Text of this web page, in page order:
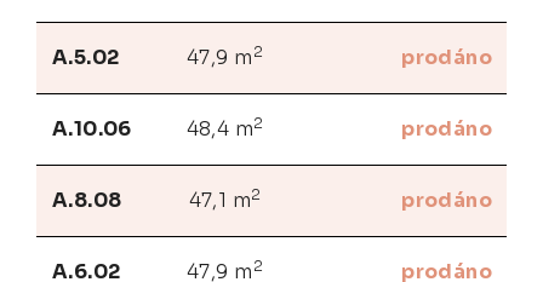
A.5.02 47,9 m 2 prodáno
A.10.06 48,4 m2 prodáno
A.8.08 47,1 m2 prodáno
A.6.02 47,9 m 2 prodáno